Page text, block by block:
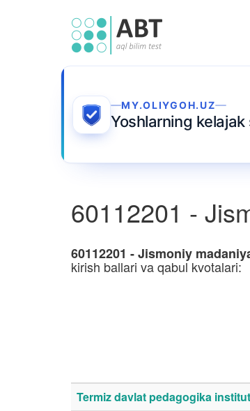
MY.OLIYGOH.UZ
Yoshlarning kelajak
60112201 -
60112201 - Jismoniy
kirish ballari va qabul kvotalari:
Termiz davlat pedagogika